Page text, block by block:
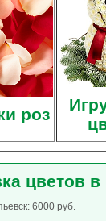
роз
цветов
6000 руб.